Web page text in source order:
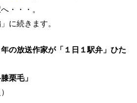
・・・。
に続きます。
年の放送作家が「１日１駅弁」ひた
栗毛」